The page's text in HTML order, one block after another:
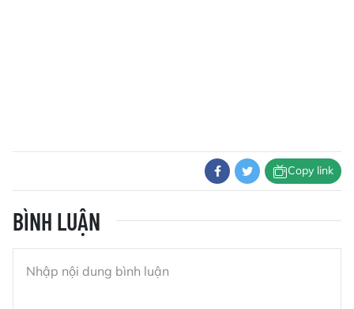
Copy link
BÌNH LUẬN